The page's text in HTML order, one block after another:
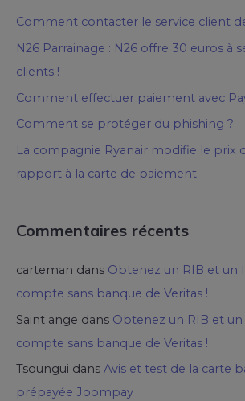
Comment contacter le service client
N26 Parrainage : N26 offre 30 euros à
clients !
Comment effectuer paiement avec
Comment se protéger du phishing ?
La compagnie Ryanair modifie le prix
rapport à la carte de paiement
Commentaires récents
carteman dans Obtenez un RIB et un
compte sans banque de Veritas !
Saint ange dans Obtenez un RIB et un
compte sans banque de Veritas !
Tsoungui dans Avis et test de la carte
prépayée Joompay